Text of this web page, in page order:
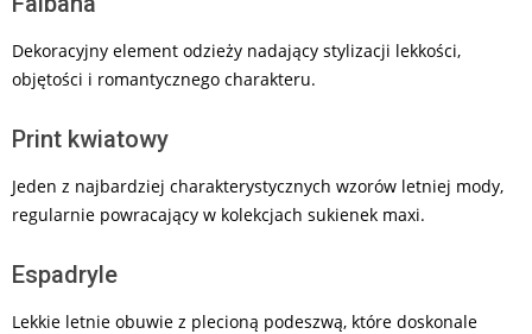
Dekoracyjny element odzieży nadający stylizacji lekkości,
objętości i romantycznego charakteru.
Print kwiatowy
Jeden z najbardziej charakterystycznych wzorów letniej mody,
regularnie powracający w kolekcjach sukienek maxi.
Espadryle
Lekkie letnie obuwie z plecioną podeszwą, które doskonale